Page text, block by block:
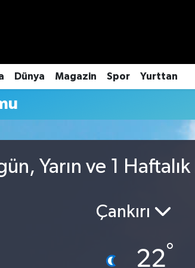
Dünya Magazin Spor Yurttan
Yarın ve 1
Çankırı
22°